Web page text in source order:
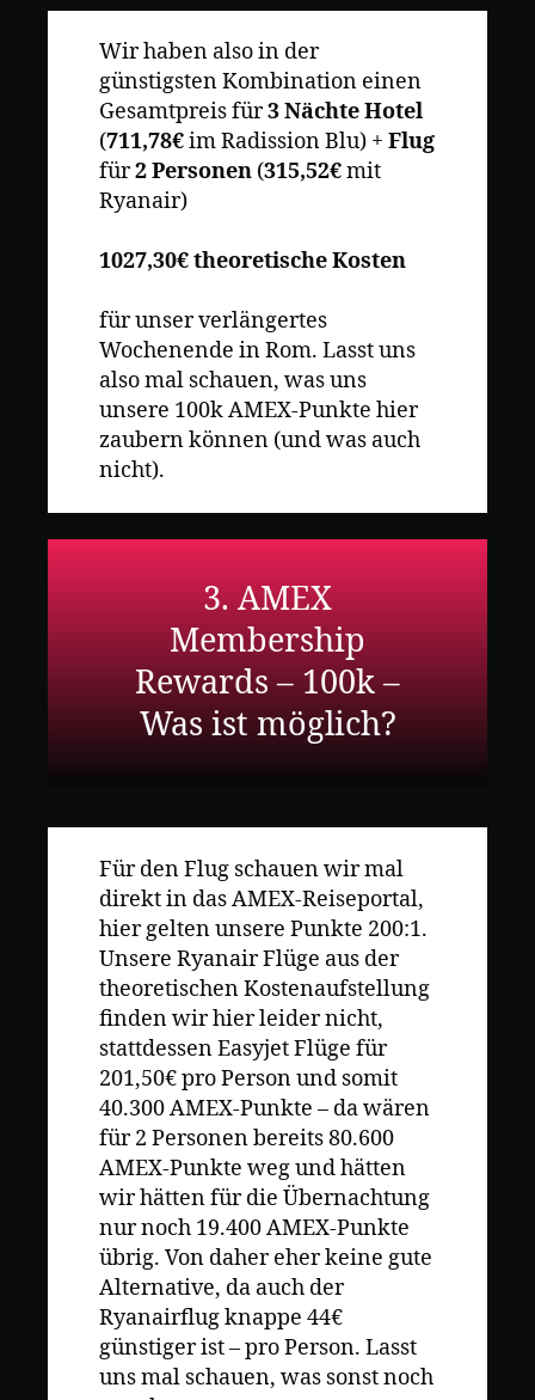
Wir haben also in der
günstigsten Kombination einen
Gesamtpreis für3 Nächte Hotel
(711,78€im Radission Blu) + Flug
für2 Personen (315,52€mit
Ryanair)
1027,30€theoretische Kosten
für unser verlängertes
Wochenende in Rom. Lasst uns
also mal schauen, was uns
unsere 100k AMEX-Punkte hier
zaubern können (und was auch
nicht).
3. AMEX
Membership
Rewards – 100k –
Was ist möglich?
Für den Flug schauen wir mal
direkt in das AMEX-Reiseportal,
hier gelten unsere Punkte 200:1.
Unsere Ryanair Flüge aus der
theoretischen Kostenaufstellung
finden wir hier leider nicht,
stattdessen Easyjet Flüge für
201,50€ pro Person und somit
40.300 AMEX-Punkte – da wären
für 2 Personen bereits 80.600
AMEX-Punkte weg und hätten
wir hätten für die Übernachtung
nur noch 19.400 AMEX-Punkte
übrig. Von daher eher keine gute
Alternative, da auch der
Ryanairflug knappe 44€
günstiger ist – pro Person. Lasst
uns mal schauen, was sonst noch